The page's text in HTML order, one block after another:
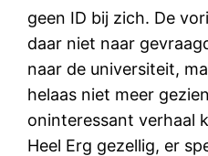
geen ID bij zich. De
daar niet naar
naar de universiteit,
helaas niet meer
oninteressant verhaal
Heel Erg gezellig, er